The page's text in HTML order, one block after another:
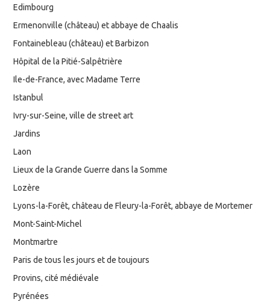
Edimbourg
Ermenonville (château) et abbaye de Chaalis
Fontainebleau (château) et Barbizon
Hôpital de la Pitié-Salpêtrière
Ile-de-France, avec Madame Terre
Istanbul
Ivry-sur-Seine, ville de street art
Jardins
Laon
Lieux de la Grande Guerre dans la Somme
Lozère
Lyons-la-Forêt, château de Fleury-la-Forêt, abbaye de Mortemer
Mont-Saint-Michel
Montmartre
Paris de tous les jours et de toujours
Provins, cité médiévale
Pyrénées